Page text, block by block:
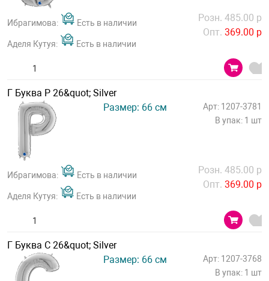
Ибрагимова: Есть в наличии
Аделя Кутуя: Есть в наличии
Розн. 485.00 р
Опт. 369.00 р
Г Буква Р 26&quot; Silver
Размер: 66 см
Арт: 1207-3781
В упак: 1 шт
Ибрагимова: Есть в наличии
Аделя Кутуя: Есть в наличии
Розн. 485.00 р
Опт. 369.00 р
Г Буква С 26&quot; Silver
Размер: 66 см
Арт: 1207-3768
В упак: 1 шт